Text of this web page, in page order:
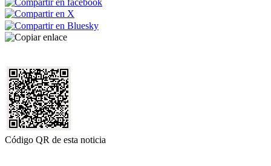
Código QR de esta noticia